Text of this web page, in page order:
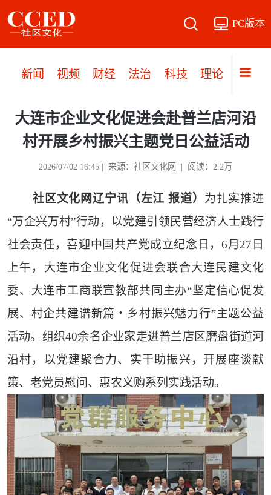
PC版本
新闻 视频 财经 法治 科技 理论 党建
大连市企业文化促进会赴普兰店河沿
村开展乡村振兴主题党日公益活动
2026/07/02 16:45 | 来源：社区文化网 | 阅读：2.2万
社区文化网辽宁讯（左江 报道） 为扎实推进
“万企兴万村”行动，以党建引领民营经济人士践行
社会责任，喜迎中国共产党成立纪念日，6月27日
上午，大连市企业文化促进会联合大连民建文化
委、大连市工商联宣教部共同主办“坚定信心促发
展、村企共建谱新篇・乡村振兴魅力行”主题公益
活动。组织40余名企业家走进普兰店区磨盘街道河
沿村，以党建聚合力、实干助振兴，开展座谈献
策、老党员慰问、惠农义购系列实践活动。